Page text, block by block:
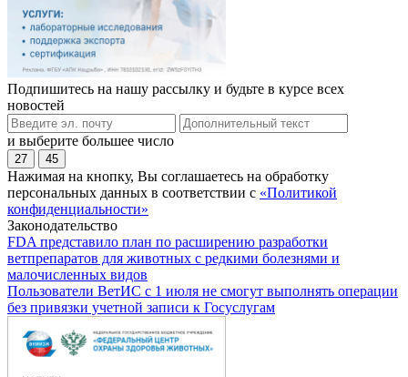
Подпишитесь на нашу рассылку и будьте в курсе всех
новостей
и выберите большее число
27 45
Нажимая на кнопку, Вы соглашаетесь на обработку
персональных данных в соответствии с «Политикой
конфиденциальности»
Законодательство
FDA представило план по расширению разработки
ветпрепаратов для животных с редкими болезнями и
малочисленных видов
Пользователи ВетИС с 1 июля не смогут выполнять операции
без привязки учетной записи к Госуслугам